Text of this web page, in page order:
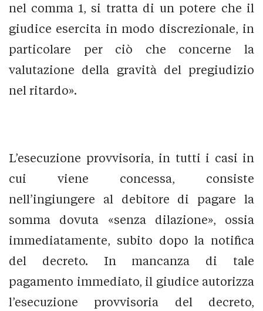
nel comma 1, si tratta di un potere che il
giudice esercita in modo discrezionale, in
particolare per ciò che concerne la
valutazione della gravità del pregiudizio
nel ritardo».
L’esecuzione provvisoria, in tutti i casi in
cui viene concessa, consiste
nell’ingiungere al debitore di pagare la
somma dovuta «senza dilazione», ossia
immediatamente, subito dopo la notifica
del decreto. In mancanza di tale
pagamento immediato, il giudice autorizza
l’esecuzione provvisoria del decreto,